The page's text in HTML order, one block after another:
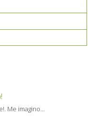
Me imagino...